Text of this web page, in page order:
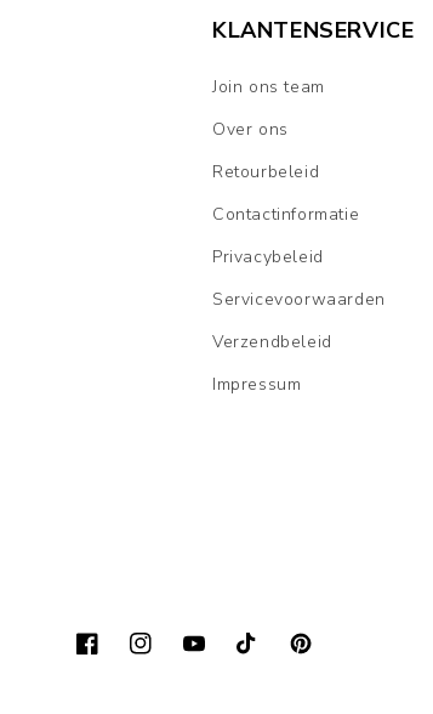
KLANTENSERVICE
Join ons team
Over ons
Retourbeleid
Contactinformatie
Privacybeleid
Servicevoorwaarden
Verzendbeleid
Impressum
FacebookInstagramYouTubeTikTok Pinterest